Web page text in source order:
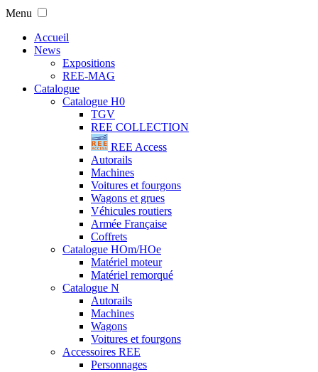
Menu
Accueil
News
Expositions
REE-MAG
Catalogue
Catalogue H0
TGV
REE COLLECTION
REE Access
Autorails
Machines
Voitures et fourgons
Wagons et grues
Véhicules routiers
Armée Française
Coffrets
Catalogue HOm/HOe
Matériel moteur
Matériel remorqué
Catalogue N
Autorails
Machines
Wagons
Voitures et fourgons
Accessoires REE
Personnages